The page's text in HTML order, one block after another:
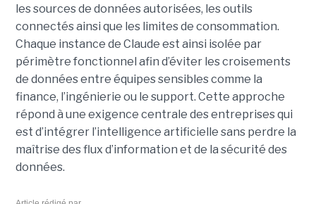
les sources de données autorisées, les outils
connectés ainsi que les limites de consommation.
Chaque instance de Claude est ainsi isolée par
périmètre fonctionnel afin d’éviter les croisements
de données entre équipes sensibles comme la
finance, l’ingénierie ou le support. Cette approche
répond à une exigence centrale des entreprises qui
est d’intégrer l’intelligence artificielle sans perdre la
maîtrise des flux d’information et de la sécurité des
données.